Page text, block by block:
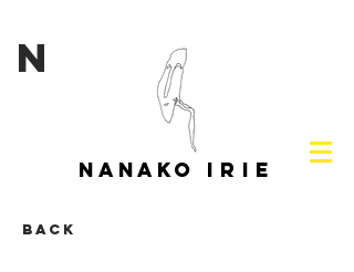
N
NANAKO IRIE
Back